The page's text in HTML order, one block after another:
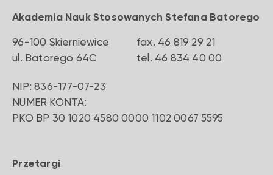
Akademia Nauk Stosowanych Stefana Batorego
96-100 Skierniewice
‍ul. Batorego 64C
fax. 46 819 29 21
‍tel. 46 834 40 00
NIP: 836-177-07-23
NUMER KONTA:
PKO BP 30 1020 4580 0000 1102 0067 5595
Przetargi